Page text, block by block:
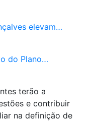
elevam…
do Plano…
terão a
e contribuir
na definição de